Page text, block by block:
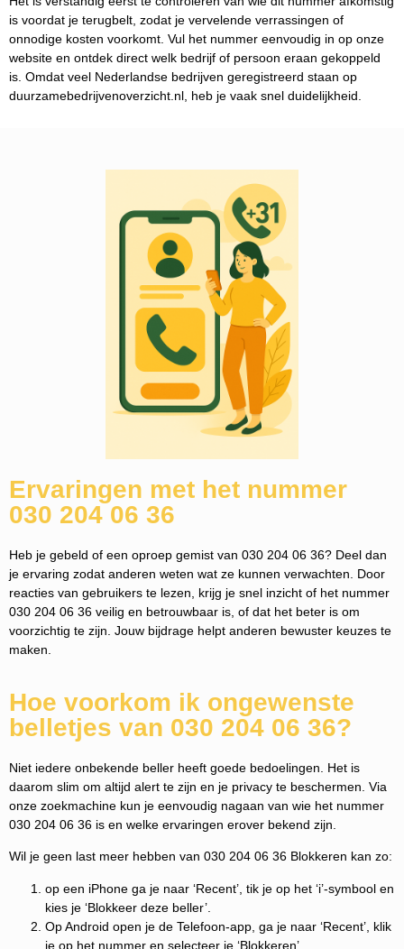
is voordat je terugbelt, zodat je vervelende verrassingen of
onnodige kosten voorkomt. Vul het nummer eenvoudig in op onze
website en ontdek direct welk bedrijf of persoon eraan gekoppeld
is. Omdat veel Nederlandse bedrijven geregistreerd staan op
duurzamebedrijvenoverzicht.nl, heb je vaak snel duidelijkheid.
Ervaringen met het nummer
030 204 06 36
Heb je gebeld of een oproep gemist van 030 204 06 36? Deel dan
je ervaring zodat anderen weten wat ze kunnen verwachten. Door
reacties van gebruikers te lezen, krijg je snel inzicht of het nummer
030 204 06 36 veilig en betrouwbaar is, of dat het beter is om
voorzichtig te zijn. Jouw bijdrage helpt anderen bewuster keuzes te
maken.
Hoe voorkom ik ongewenste
belletjes van 030 204 06 36?
Niet iedere onbekende beller heeft goede bedoelingen. Het is
daarom slim om altijd alert te zijn en je privacy te beschermen. Via
onze zoekmachine kun je eenvoudig nagaan van wie het nummer
030 204 06 36 is en welke ervaringen erover bekend zijn.
Wil je geen last meer hebben van 030 204 06 36 Blokkeren kan zo:
op een iPhone ga je naar ‘Recent’, tik je op het ‘i’-symbool en
kies je ‘Blokkeer deze beller’.
Op Android open je de Telefoon-app, ga je naar ‘Recent’, klik
je op het nummer en selecteer je ‘Blokkeren’.